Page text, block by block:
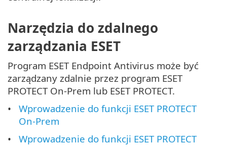
Narzędzia do zdalnego
zarządzania ESET
Program ESET Endpoint Antivirus może być
zarządzany zdalnie przez program ESET
PROTECT On-Prem lub ESET PROTECT.
Wprowadzenie do funkcji ESET PROTECT
On-Prem
Wprowadzenie do funkcji ESET PROTECT